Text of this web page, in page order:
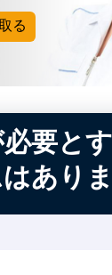
る
要と
あり